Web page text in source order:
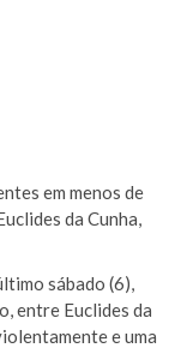
em menos de
da Cunha,
sábado (6),
entre Euclides da
e uma